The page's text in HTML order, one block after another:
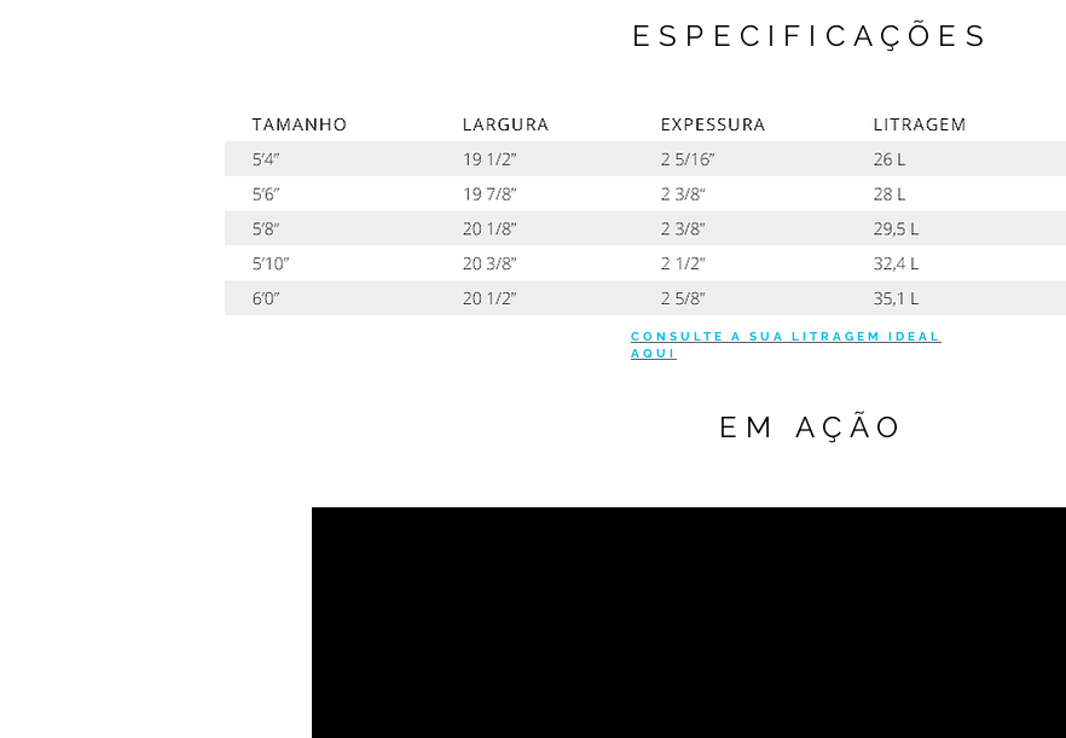
ESPECIFICAÇÕES
CONSULTE A SUA LITRAGEM IDEAL
AQUI
EM AÇÃO